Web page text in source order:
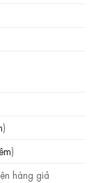
)
)
hàng giả